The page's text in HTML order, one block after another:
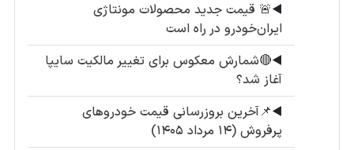
◀️🚨 قیمت جدید محصولات مونتاژی
ایران‌خودرو در راه است
◀️🔴شمارش معکوس برای تغییر مالکیت سایپا
آغاز شد؟
◀️📌آخرین بروزرسانی قیمت خودروهای
پرفروش (۱۴ مرداد ۱۴۰۵)